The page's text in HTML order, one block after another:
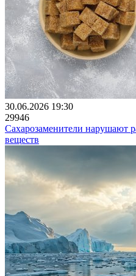
30.06.2026 19:30
29946
Сахарозаменители нарушают
веществ